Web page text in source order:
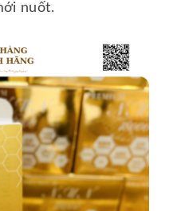
nuốt.